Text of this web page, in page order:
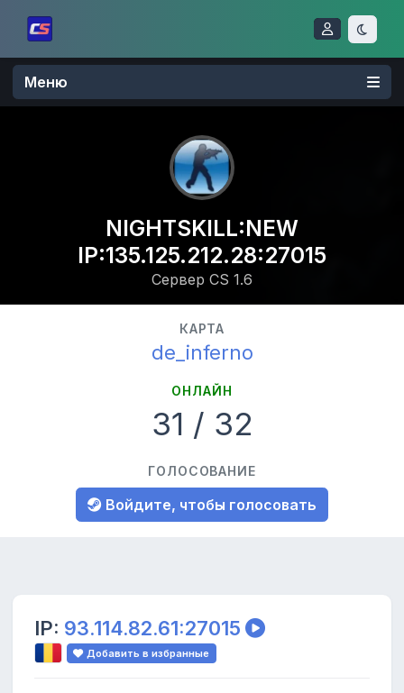
Меню
NIGHTSKILL:NEW
IP:135.125.212.28:27015
Сервер CS 1.6
КАРТА
de_inferno
ОНЛАЙН
31 / 32
ГОЛОСОВАНИЕ
Войдите, чтобы голосовать
IP: 93.114.82.61:27015
Добавить в избранные